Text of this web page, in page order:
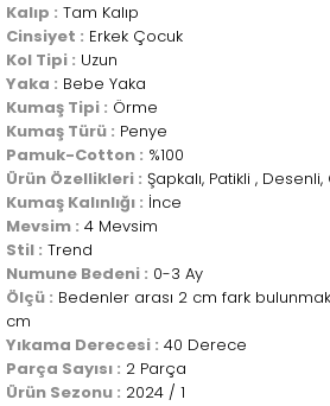
Kalıp : Tam Kalıp
Cinsiyet : Erkek Çocuk
Kol Tipi : Uzun
Yaka : Bebe Yaka
Kumaş Tipi : Örme
Kumaş Türü : Penye
Pamuk-Cotton : %100
Ürün Özellikleri : Şapkalı, Patikli , Desenli,
Kumaş Kalınlığı : İnce
Mevsim : 4 Mevsim
Stil : Trend
Numune Bedeni : 0-3 Ay
Ölçü : Bedenler arası 2 cm fark
cm
Yıkama Derecesi : 40 Derece
Parça Sayısı : 2 Parça
Ürün Sezonu : 2024 / 1